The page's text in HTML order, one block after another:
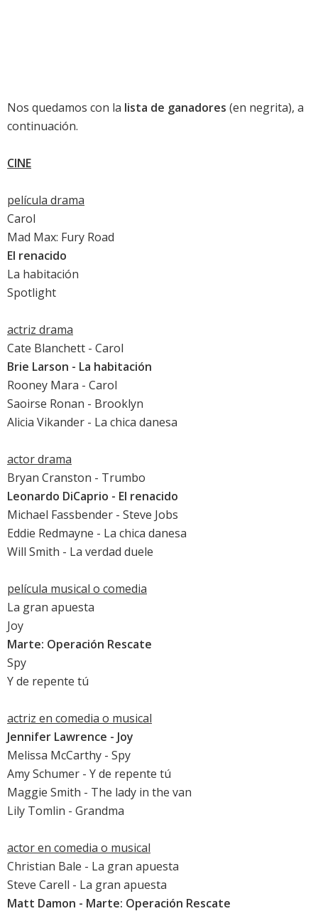
Nos quedamos con la lista de ganadores (en negrita), a
continuación.
CINE
película drama
Carol
Mad Max: Fury Road
El renacido
La habitación
Spotlight
actriz drama
Cate Blanchett - Carol
Brie Larson - La habitación
Rooney Mara - Carol
Saoirse Ronan - Brooklyn
Alicia Vikander - La chica danesa
actor drama
Bryan Cranston - Trumbo
Leonardo DiCaprio - El renacido
Michael Fassbender - Steve Jobs
Eddie Redmayne - La chica danesa
Will Smith - La verdad duele
película musical o comedia
La gran apuesta
Joy
Marte: Operación Rescate
Spy
Y de repente tú
actriz en comedia o musical
Jennifer Lawrence - Joy
Melissa McCarthy - Spy
Amy Schumer - Y de repente tú
Maggie Smith - The lady in the van
Lily Tomlin - Grandma
actor en comedia o musical
Christian Bale - La gran apuesta
Steve Carell - La gran apuesta
Matt Damon - Marte: Operación Rescate